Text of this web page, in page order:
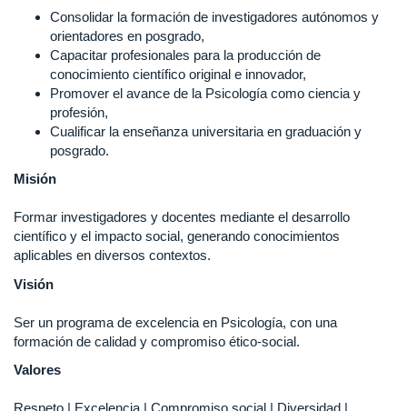
Consolidar la formación de investigadores autónomos y
orientadores en posgrado,
Capacitar profesionales para la producción de
conocimiento científico original e innovador,
Promover el avance de la Psicología como ciencia y
profesión,
Cualificar la enseñanza universitaria en graduación y
posgrado.
Misión
Formar investigadores y docentes mediante el desarrollo
científico y el impacto social, generando conocimientos
aplicables en diversos contextos.
Visión
Ser un programa de excelencia en Psicología, con una
formación de calidad y compromiso ético-social.
Valores
Respeto | Excelencia | Compromiso social | Diversidad |